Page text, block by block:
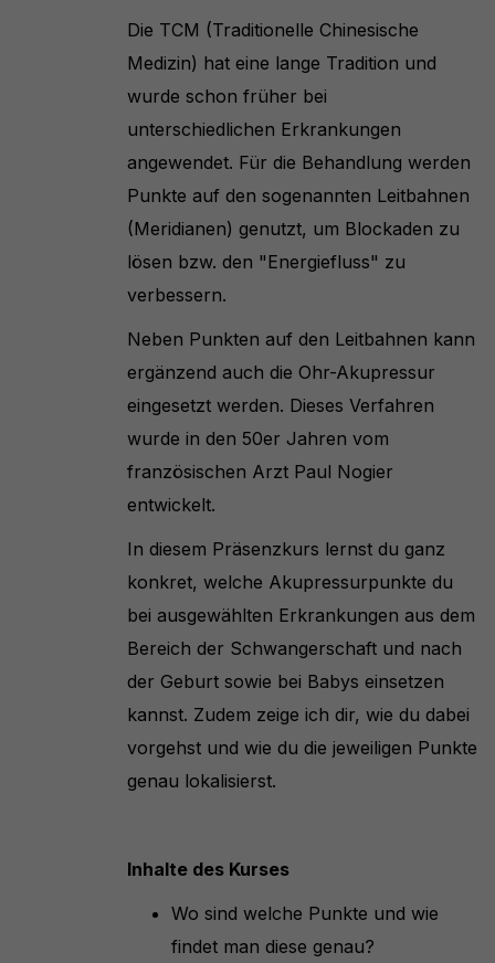
Die TCM (Traditionelle Chinesische
Medizin) hat eine lange Tradition und
wurde schon früher bei
unterschiedlichen Erkrankungen
angewendet. Für die Behandlung werden
Punkte auf den sogenannten Leitbahnen
(Meridianen) genutzt, um Blockaden zu
lösen bzw. den "Energiefluss" zu
verbessern.
Neben Punkten auf den Leitbahnen kann
ergänzend auch die Ohr-Akupressur
eingesetzt werden. Dieses Verfahren
wurde in den 50er Jahren vom
französischen Arzt Paul Nogier
entwickelt.
In diesem Präsenzkurs lernst du ganz
konkret, welche Akupressurpunkte du
bei ausgewählten Erkrankungen aus dem
Bereich der Schwangerschaft und nach
der Geburt sowie bei Babys einsetzen
kannst. Zudem zeige ich dir, wie du dabei
vorgehst und wie du die jeweiligen Punkte
genau lokalisierst.
Inhalte des Kurses
Wo sind welche Punkte und wie
findet man diese genau?